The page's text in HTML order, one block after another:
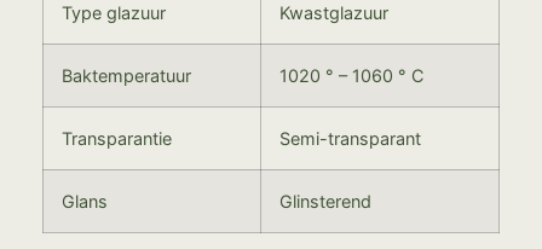
Type glazuur Kwastglazuur
Baktemperatuur 1020 ° – 1060 ° C
Transparantie Semi-transparant
Glans Glinsterend